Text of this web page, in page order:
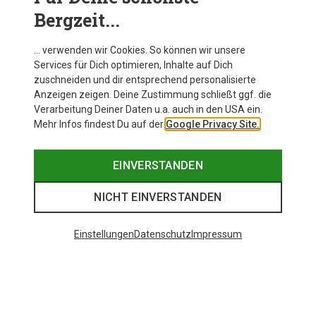
Bergzeit...
… verwenden wir Cookies. So können wir unsere
Services für Dich optimieren, Inhalte auf Dich
zuschneiden und dir entsprechend personalisierte
Anzeigen zeigen. Deine Zustimmung schließt ggf. die
Verarbeitung Deiner Daten u.a. auch in den USA ein.
Mehr Infos findest Du auf der Google Privacy Site.
EINVERSTANDEN
NICHT EINVERSTANDEN
EinstellungenDatenschutz Impressum